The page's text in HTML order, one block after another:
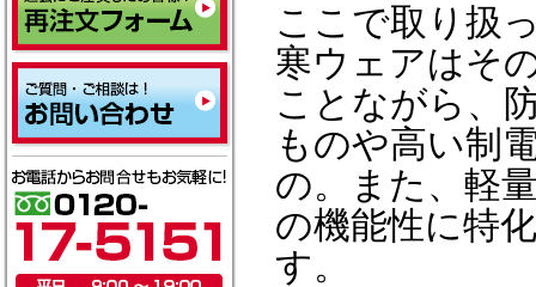
ここで取り扱
寒ウェアはそ
ことながら、
ものや高い制
の。また、軽
の機能性に特
す。